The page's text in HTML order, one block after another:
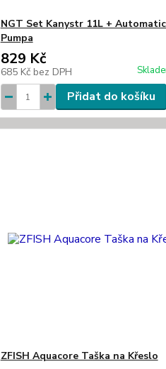
NGT Set Kanystr 11L +
Pumpa
829 Kč
685 Kč bez DPH
Přidat do košíku
ZFISH Aquacore Taška na Křeslo